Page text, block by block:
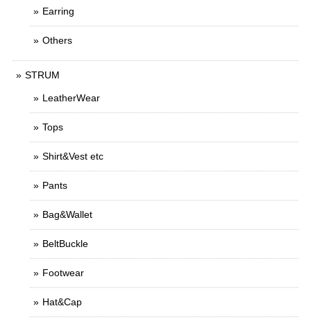
Earring
Others
STRUM
LeatherWear
Tops
Shirt&Vest etc
Pants
Bag&Wallet
BeltBuckle
Footwear
Hat&Cap